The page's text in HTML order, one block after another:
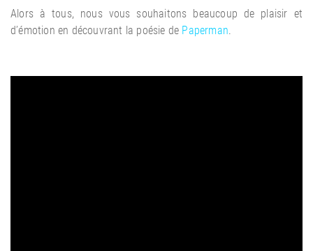
Alors à tous, nous vous souhaitons beaucoup de plaisir et
d’émotion en découvrant la poésie de Paperman.